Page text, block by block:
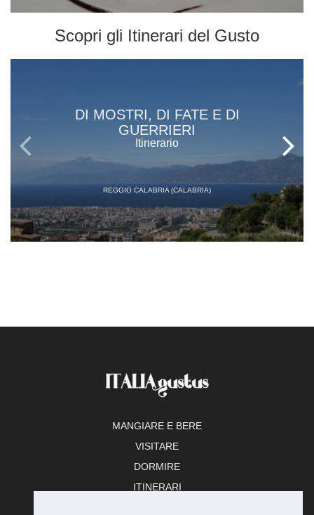
Scopri gli Itinerari del Gusto
DI MOSTRI, DI FATE E DI
GUERRIERI
Itinerario
REGGIO CALABRIA (CALABRIA)
MANGIARE E BERE
VISITARE
DORMIRE
ITINERARI